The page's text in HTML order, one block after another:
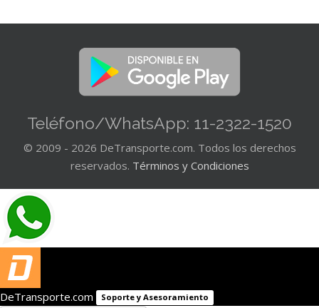
Teléfono/WhatsApp: 11-2322-1520
© 2009 - 2026 DeTransporte.com. Todos los derechos
reservados. Términos y Condiciones
DeTransporte.com Soporte y Asesoramiento